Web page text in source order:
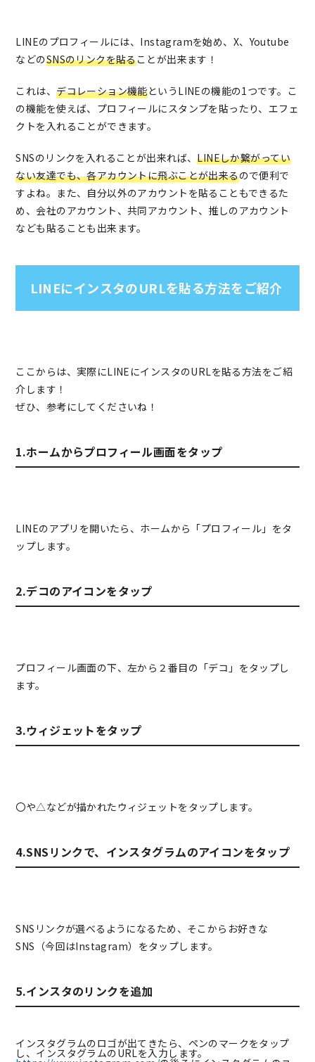
LINEのプロフィールには、Instagramを始め、X、Youtube
などのSNSのリンクを貼ることが出来ます！
これは、デコレーション機能というLINEの機能の1つです。こ
の機能を使えば、プロフィールにスタンプを貼ったり、エフェ
クトを入れることができます。
SNSのリンクを入れることが出来れば、LINEしか繋がってい
ない友達でも、各アカウントに飛ぶことが出来るので便利で
すよね。また、自分以外のアカウントを貼ることもできるた
め、会社のアカウント、共同アカウント、推しのアカウント
なども貼ることも出来ます。
LINEにインスタのURLを貼る方法をご紹介
ここからは、実際にLINEにインスタのURLを貼る方法をご紹
介します！
ぜひ、参考にしてくださいね！
1.ホームからプロフィール画面をタップ
LINEのアプリを開いたら、ホームから「プロフィール」をタ
ップします。
2.デコのアイコンをタップ
プロフィール画面の下、左から２番目の「デコ」をタップし
ます。
3.ウィジェットをタップ
〇や△などが描かれたウィジェットをタップします。
4.SNSリンクで、インスタグラムのアイコンをタップ
SNSリンクが選べるようになるため、そこからお好きな
SNS（今回はInstagram）をタップします。
5.インスタのリンクを追加
インスタグラムのロゴが出てきたら、ペンのマークをタップ
し、インスタグラムのURLを入力します。